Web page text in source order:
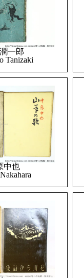
一郎
Tanizaki
中也